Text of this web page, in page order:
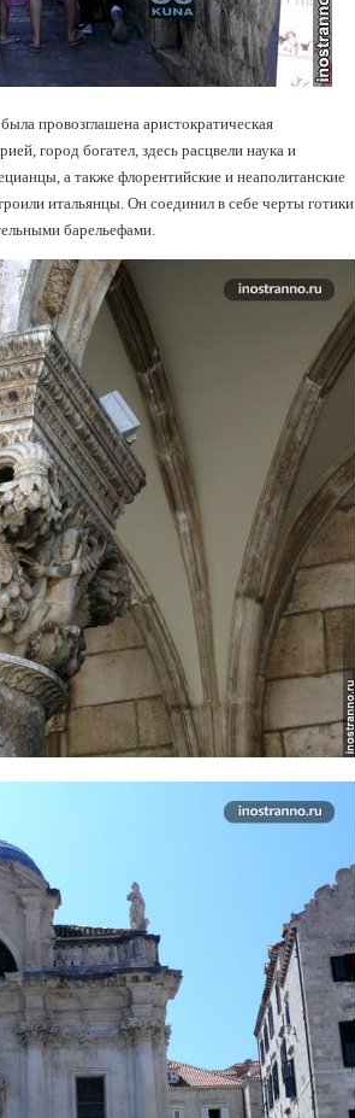
провозглашена аристократическая
город богател, здесь расцвели наука и
а также флорентийские и неаполитанские
итальянцы. Он соединил в себе черты готики
барельефами.